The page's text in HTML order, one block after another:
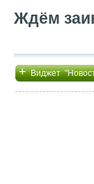
Ждём
+Виджет